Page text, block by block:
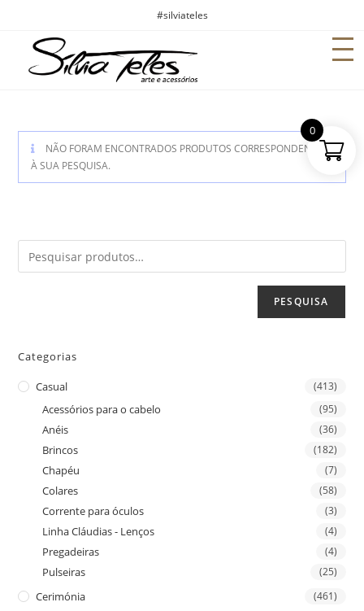
#silviateles
NÃO FORAM ENCONTRADOS PRODUTOS CORRESPONDENTES
À SUA PESQUISA.
PESQUISA
Categorias
Casual (413)
Acessórios para o cabelo (95)
Anéis (36)
Brincos (182)
Chapéu (7)
Colares (58)
Corrente para óculos (3)
Linha Cláudias - Lenços (4)
Pregadeiras (4)
Pulseiras (25)
Cerimónia (461)
0